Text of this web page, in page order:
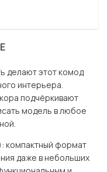
делают этот комод
интерьера.
подчёркивают
модель в любое
компактный формат
даже в небольших